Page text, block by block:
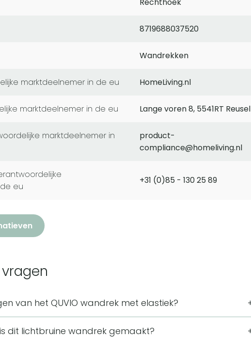
Rechthoek
8719688037520
Wandrekken
marktdeelnemer in de eu HomeLiving.nl
marktdeelnemer in de eu Lange voren 8, 5541RT Reusel
product-
compliance@homeliving.nl
eu
+31 (0)85 - 130 25 89
van het QUVIO wandrek met elastiek?
dit lichtbruine wandrek gemaakt?